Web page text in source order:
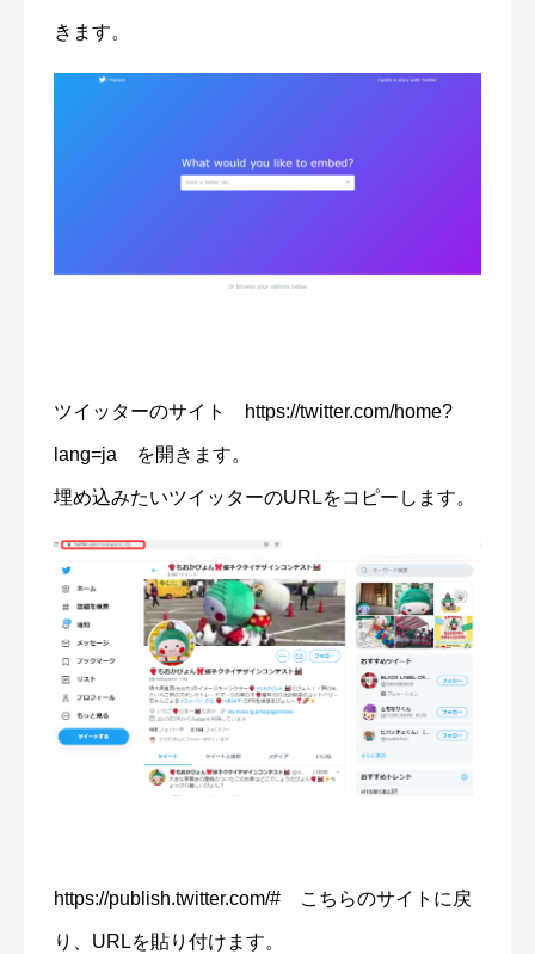
きます。
ツイッターのサイト https://twitter.com/home?
lang=ja を開きます。
埋め込みたいツイッターのURLをコピーします。
https://publish.twitter.com/# こちらのサイトに戻
り、URLを貼り付けます。